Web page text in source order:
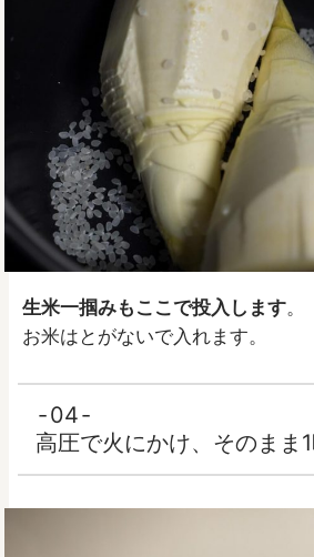
生米一掴みもここで投入します。
お米はとがないで入れます。
04
高圧で火にかけ、そのまま